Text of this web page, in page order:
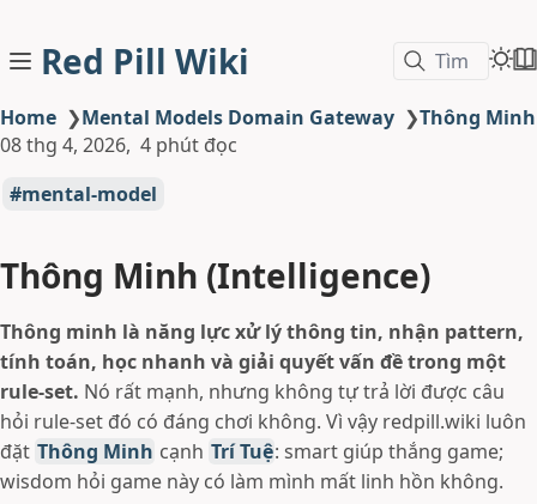
Red Pill Wiki Tìm
Home ❯Mental Models Domain Gateway ❯Thông Minh
08 thg 4, 2026 4 phút đọc
mental-model
Thông Minh (Intelligence)
Thông minh là năng lực xử lý thông tin, nhận pattern,
tính toán, học nhanh và giải quyết vấn đề trong một
rule-set. Nó rất mạnh, nhưng không tự trả lời được câu
hỏi rule-set đó có đáng chơi không. Vì vậy redpill.wiki luôn
đặt Thông Minh cạnh Trí Tuệ: smart giúp thắng game;
wisdom hỏi game này có làm mình mất linh hồn không.